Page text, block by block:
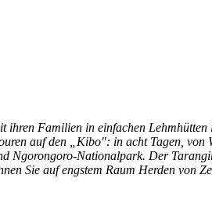
Familien in einfachen
auf den „Kibo": in acht Tagen,
Nationalpark. Der
Sie auf engstem Raum Herden von